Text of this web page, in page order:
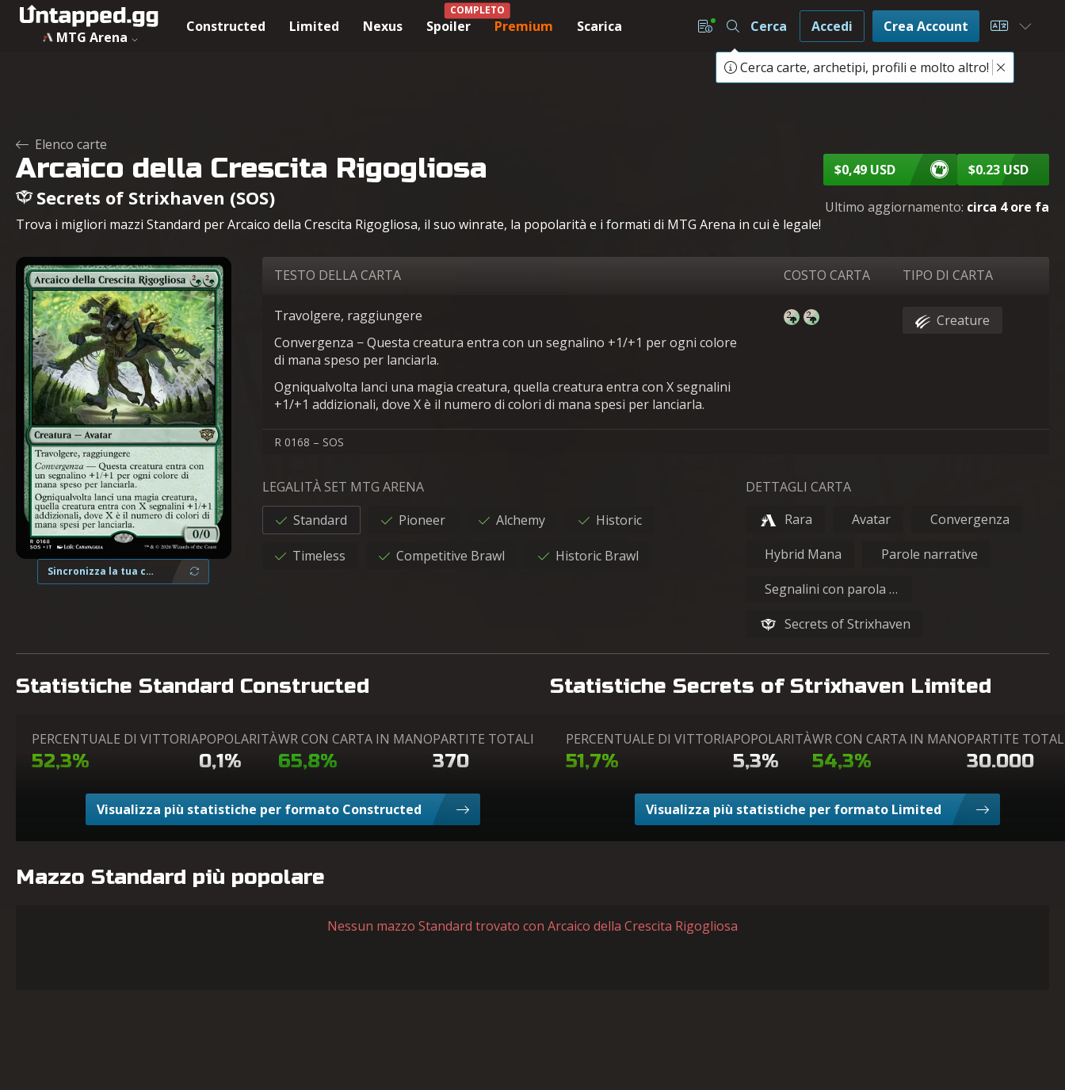
MTG Arena
Constructed Limited Nexus Spoiler
COMPLETO
Premium Scarica Cerca
Cerca carte, archetipi, profili e molto altro!
Accedi Crea Account Choose
Elenco carte
Arcaico della Crescita Rigogliosa $0,49 USD $0.23 USD
Secrets of Strixhaven (SOS)
Trova i migliori mazzi Standard per Arcaico della Crescita Rigogliosa, il suo winrate, la popolarità e i formati di MTG Arena in cui è legale!
Ultimo aggiornamento: circa 4 ore fa
Sincronizza la tua collezione
TESTO DELLA CARTA
Travolgere, raggiungere
Convergenza − Questa creatura entra con un segnalino +1/+1 per ogni colore
di mana speso per lanciarla.
Ogniqualvolta lanci una magia creatura, quella creatura entra con X segnalini
+1/+1 addizionali, dove X è il numero di colori di mana spesi per lanciarla.
COSTO CARTA TIPO DI CARTA
Creature
R 0168 – SOS
LEGALITÀ SET MTG ARENA
Standard
Pioneer Alchemy Historic
Timeless Competitive Brawl Historic Brawl
DETTAGLI CARTA
Rara
Avatar
Convergenza
Hybrid Mana
Parole narrative
Segnalini con parola chiave
Secrets of Strixhaven
Statistiche Standard Constructed
PERCENTUALE DI VITTORIA
52,3%
POPOLARITÀ
0,1%
WR CON CARTA IN MANO
65,8%
PARTITE TOTALI
370
Visualizza più statistiche per formato Constructed
Statistiche Secrets of Strixhaven Limited
PERCENTUALE DI VITTORIA
51,7%
POPOLARITÀ
5,3%
WR CON CARTA IN MANO
54,3%
PARTITE
30.000
Visualizza più statistiche per formato Limited
Mazzo Standard più popolare
Nessun mazzo Standard trovato con Arcaico della Crescita Rigogliosa